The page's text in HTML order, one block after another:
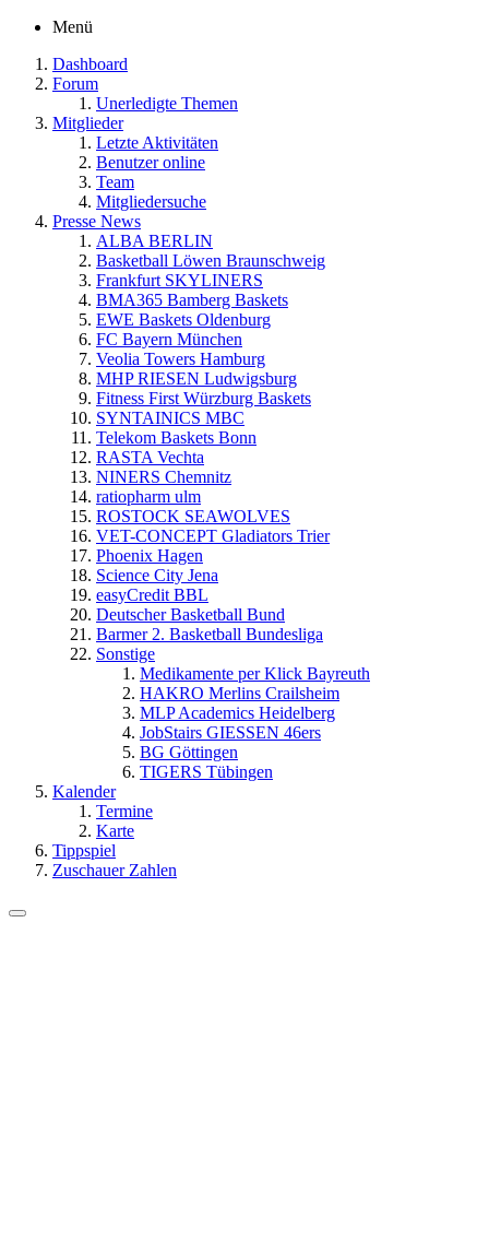
Menü
Dashboard
Forum
Unerledigte Themen
Mitglieder
Letzte Aktivitäten
Benutzer online
Team
Mitgliedersuche
Presse News
ALBA BERLIN
Basketball Löwen Braunschweig
Frankfurt SKYLINERS
BMA365 Bamberg Baskets
EWE Baskets Oldenburg
FC Bayern München
Veolia Towers Hamburg
MHP RIESEN Ludwigsburg
Fitness First Würzburg Baskets
SYNTAINICS MBC
Telekom Baskets Bonn
RASTA Vechta
NINERS Chemnitz
ratiopharm ulm
ROSTOCK SEAWOLVES
VET-CONCEPT Gladiators Trier
Phoenix Hagen
Science City Jena
easyCredit BBL
Deutscher Basketball Bund
Barmer 2. Basketball Bundesliga
Sonstige
Medikamente per Klick Bayreuth
HAKRO Merlins Crailsheim
MLP Academics Heidelberg
JobStairs GIESSEN 46ers
BG Göttingen
TIGERS Tübingen
Kalender
Termine
Karte
Tippspiel
Zuschauer Zahlen